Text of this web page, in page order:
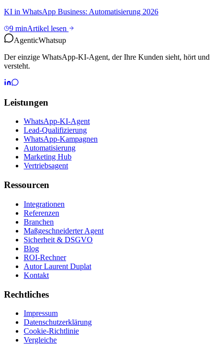
KI in WhatsApp Business: Automatisierung 2026
9 minArtikel lesen
AgenticWhatsup
Der einzige WhatsApp-KI-Agent, der Ihre Kunden sieht, hört und
versteht.
Leistungen
WhatsApp-KI-Agent
Lead-Qualifizierung
WhatsApp-Kampagnen
Automatisierung
Marketing Hub
Vertriebsagent
Ressourcen
Integrationen
Referenzen
Branchen
Maßgeschneiderter Agent
Sicherheit & DSGVO
Blog
ROI-Rechner
Autor Laurent Duplat
Kontakt
Rechtliches
Impressum
Datenschutzerklärung
Cookie-Richtlinie
Vergleiche